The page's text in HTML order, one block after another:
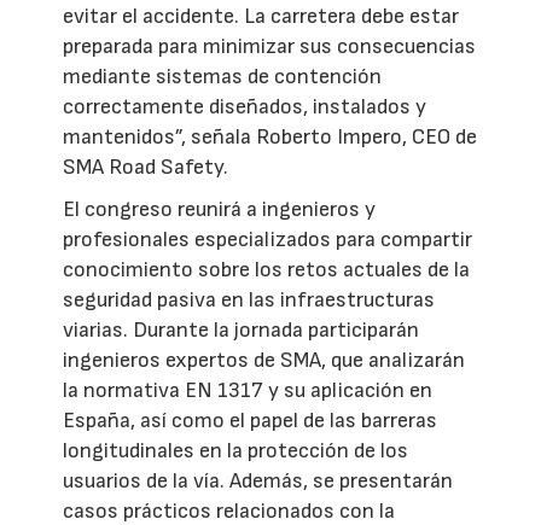
evitar el accidente. La carretera debe estar
preparada para minimizar sus consecuencias
mediante sistemas de contención
correctamente diseñados, instalados y
mantenidos”, señala Roberto Impero, CEO de
SMA Road Safety.
El congreso reunirá a ingenieros y
profesionales especializados para compartir
conocimiento sobre los retos actuales de la
seguridad pasiva en las infraestructuras
viarias. Durante la jornada participarán
ingenieros expertos de SMA, que analizarán
la normativa EN 1317 y su aplicación en
España, así como el papel de las barreras
longitudinales en la protección de los
usuarios de la vía. Además, se presentarán
casos prácticos relacionados con la